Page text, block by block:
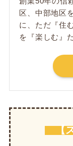
区、中部地区
に、ただ​『住
を『楽しむ』
【